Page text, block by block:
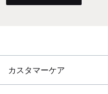
カスタマーケア